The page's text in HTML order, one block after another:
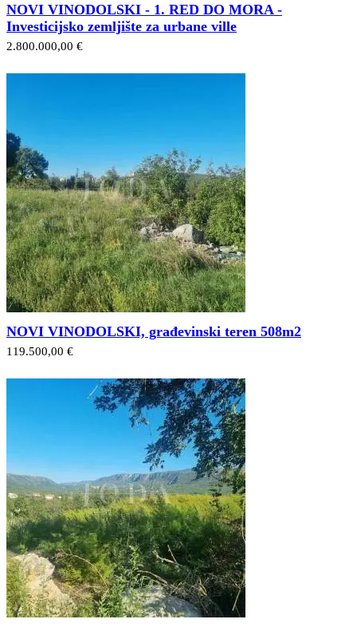
NOVI VINODOLSKI - 1. RED DO MORA -
Investicijsko zemljište za urbane ville
2.800.000,00 €
NOVI VINODOLSKI, građevinski teren 508m2
119.500,00 €